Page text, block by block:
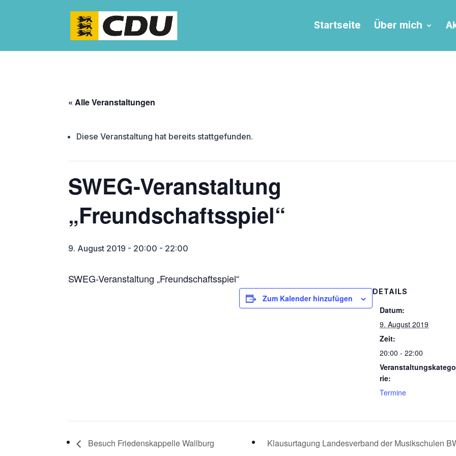
Startseite Über mich
« Alle Veranstaltungen
Diese Veranstaltung hat bereits stattgefunden.
SWEG-Veranstaltung
„Freundschaftsspiel“
9. August 2019 - 20:00 - 22:00
SWEG-Veranstaltung „Freundschaftsspiel“
Zum Kalender hinzufügen
DETAILS
Datum:
9. August 2019
Zeit:
20:00 - 22:00
Veranstaltungskatego
rie:
Termine
Besuch Friedenskappelle Wallburg Klausurtagung Landesverband der Musikschulen